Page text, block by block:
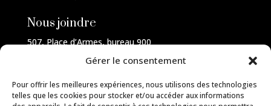
Gérer le consentement
Pour offrir les meilleures expériences, nous utilisons des technologies
telles que les cookies pour stocker et/ou accéder aux informations
Nous joindre
507, Place d’Armes, bureau 900
Montréal (Québec)
514-FAMILLE